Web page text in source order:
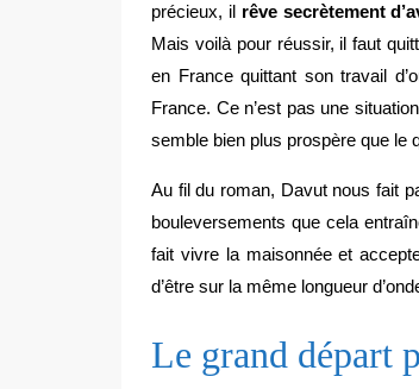
précieux, il rêve secrètement
Mais voilà pour réussir, il faut
en France quittant son travail
France. Ce n’est pas une
semble bien plus prospère que le
Au fil du roman, Davut nous fait
bouleversements que cela
fait vivre la maisonnée et
d’être sur la même longueur
Le grand départ